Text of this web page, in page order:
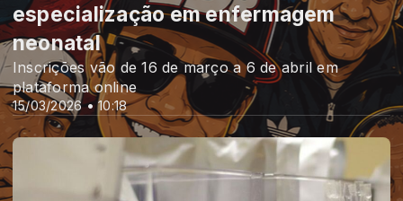
15/03/2026 • 10:18
especialização em enfermagem
neonatal
Inscrições vão de 16 de março a 6 de abril em
plataforma online